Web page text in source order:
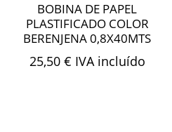
BOBINA DE PAPEL
PLASTIFICADO COLOR
BERENJENA 0,8X40MTS
25,50 € IVA incluído